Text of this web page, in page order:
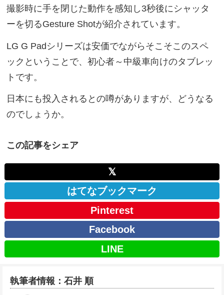
撮影時に手を閉じた動作を感知し3秒後にシャッタ
ーを切るGesture Shotが紹介されています。
LG G Padシリーズは安価でながらそこそこのスペ
ックということで、初心者～中級車向けのタブレッ
トです。
日本にも投入されるとの噂がありますが、どうなる
のでしょうか。
この記事をシェア
𝕏
はてなブックマーク
Pinterest
Facebook
LINE
執筆者情報：石井 順